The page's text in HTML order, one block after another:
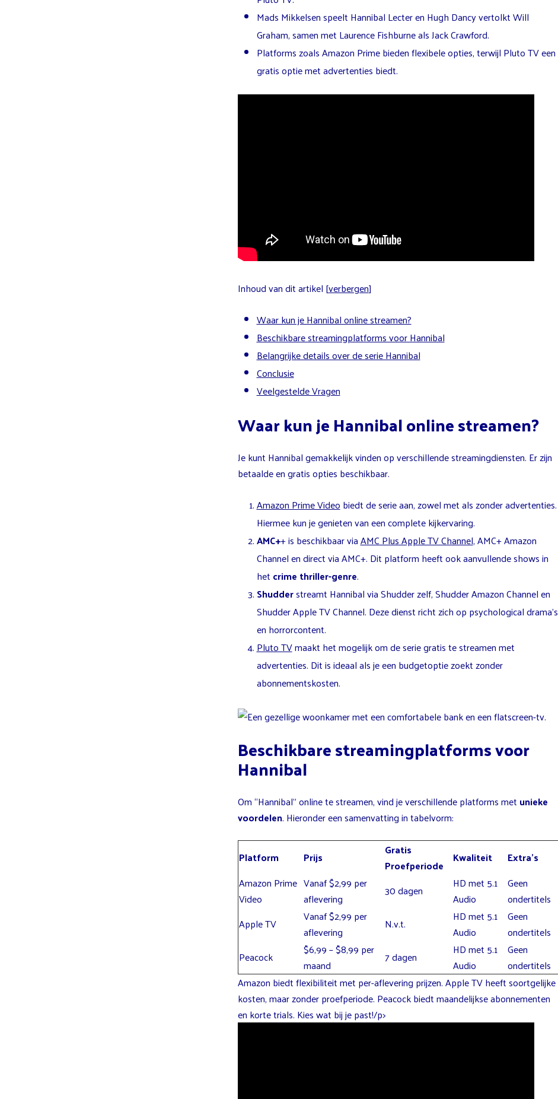
Mads Mikkelsen speelt Hannibal Lecter en Hugh Dancy vertolkt Will
Graham, samen met Laurence Fishburne als Jack Crawford.
Platforms zoals Amazon Prime bieden flexibele opties, terwijl Pluto TV een
gratis optie met advertenties biedt.
Inhoud van dit artikel [verbergen]
Waar kun je Hannibal online streamen?
Beschikbare streamingplatforms voor Hannibal
Belangrijke details over de serie Hannibal
Conclusie
Veelgestelde Vragen
Waar kun je Hannibal online streamen?
Je kunt Hannibal gemakkelijk vinden op verschillende streamingdiensten. Er zijn
betaalde en gratis opties beschikbaar.
Amazon Prime Videobiedt de serie aan, zowel met als zonder advertenties.
Hiermee kun je genieten van een complete kijkervaring.
AMC++ is beschikbaar viaAMC Plus Apple TV Channel, AMC+ Amazon
Channel en direct via AMC+. Dit platform heeft ook aanvullende shows in
het crime thriller-genre.
Shudderstreamt Hannibal via Shudder zelf, Shudder Amazon Channel en
Shudder Apple TV Channel. Deze dienst richt zich op psychological drama’s
en horrorcontent.
Pluto TVmaakt het mogelijk om de serie gratis te streamen met
advertenties. Dit is ideaal als je een budgetoptie zoekt zonder
abonnementskosten.
Beschikbare streamingplatforms voor
Hannibal
Om “Hannibal” online te streamen, vind je verschillende platforms met unieke
voordelen. Hieronder een samenvatting in tabelvorm:
Platform Prijs
Gratis
Proefperiode
Kwaliteit
Extra’s
Amazon Prime
Video
Vanaf $2,99 per
aflevering
30 dagen
HD met 5.1
Audio
Geen
ondertitels
Apple TV
Vanaf $2,99 per
aflevering
N.v.t.
HD met 5.1
Audio
Geen
ondertitels
Peacock
$6,99 – $8,99 per
maand
7 dagen
HD met 5.1
Audio
Geen
ondertitels
Amazon biedt flexibiliteit met per-aflevering prijzen. Apple TV heeft soortgelijke
kosten, maar zonder proefperiode. Peacock biedt maandelijkse abonnementen
en korte trials. Kies wat bij je past!/p>